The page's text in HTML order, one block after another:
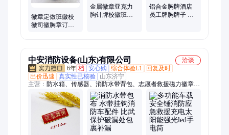
徽章定做班徽校
徽司徽胸章订做
金属徽章亚克力
胸针牌校徽班徽
铝合金胸牌酒店
员工牌胸牌子 餐
中安消防设备(山东)有限公司
洽谈
6年 档 安心购 综合体验L1
回复及时
出价迅速
真实性已核验
山东济宁
主营： 防水箱、传感器、消防水带背包、志愿者救援磁力徽章、
遥控升降履带底盘